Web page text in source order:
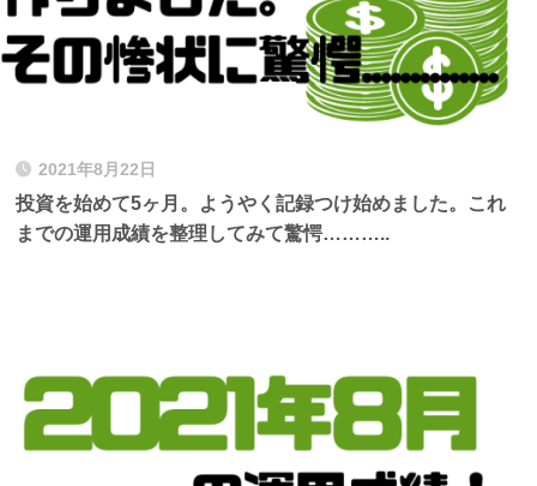
2021年8月22日
投資を始めて5ヶ月。ようやく記録つけ始めました。これ
までの運用成績を整理してみて驚愕………..